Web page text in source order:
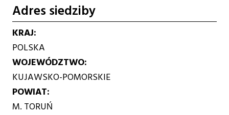
Adres siedziby
KRAJ
POLSKA
WOJEWÓDZTWO
KUJAWSKO-POMORSKIE
POWIAT
M. TORUŃ